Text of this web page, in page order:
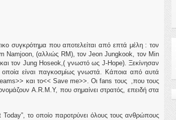
συγκρότημα που αποτελείται από επτά μέλη : τον
Namjoon, (αλλιώς RM), τον Jeon Jungkook, τον Min
τον Jung Hoseok,( γνωστό ως J-Hope). Ξεκίνησαν
είναι παγκοσμίως γνωστά. Κάποια από αυτά
και το<< Save me>>. Οι fans τους ,που τους
A.R.M.Y, που σημαίνει στρατός, επειδή στα
το οποίο παροτρύνει όλους τους ανθρώπους